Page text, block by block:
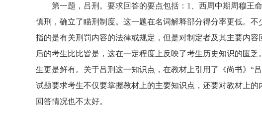
第一题，吕刑。要求回答的要点包括：1、西周中期周穆王
慎刑，确立了瞄刑制度。这一题在名词解释部分得分率更低。
指的是有关刑罚内容的法律或规定，但是对制定者及其主要内
后的考生比比皆是，这在一定程度上反映了考生历史知识的匮
生更是鲜有。关于吕刑这一知识点，在教材上引用了《尚书》“
试题要求考生不仅要掌握教材上的主要知识点，还要对教材上
回答情况也不太好。